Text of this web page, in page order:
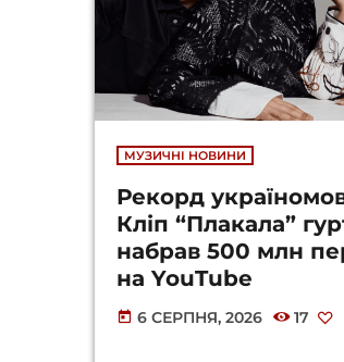
МУЗИЧНІ НОВИНИ
Рекорд
Кліп “Плакала”
набрав 500 млн
на YouTube
today 6 СЕРПНЯ, 2026 17